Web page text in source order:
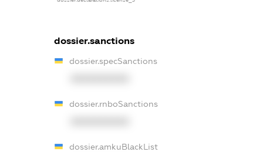
dossier.sanctions
dossier.specSanctions
dossier.rnboSanctions
dossier.amkuBlackList